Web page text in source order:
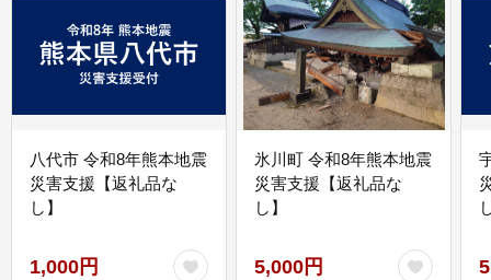
八代市 令和8年熊本地震
災害支援【返礼品な
し】
1,000円
氷川町 令和8年熊本地震
災害支援【返礼品な
し】
5,000円